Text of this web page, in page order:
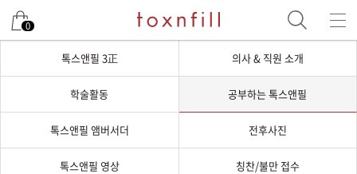
0
톡스앤필 3正 의사 & 직원 소개
학술활동 공부하는 톡스앤필
톡스앤필 앰버서더 전후사진
톡스앤필 영상 칭찬/불만 접수